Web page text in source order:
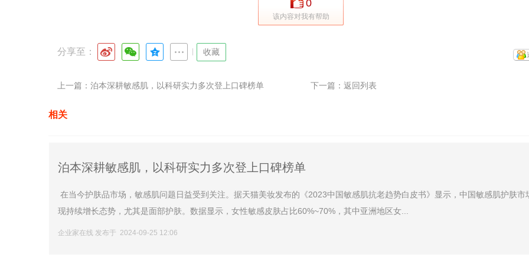
0
该内容对我有帮助
分享至： 收藏
下一篇： 返回列表
上一篇： 泊本深耕敏感肌，以科研实力多次登上口碑榜单
相关
泊本深耕敏感肌，以科研实力多次登上口碑榜单
在当今护肤品市场，敏感肌问题日益受到关注。据天猫美妆发布的《2023中国敏感肌抗老趋势白皮书》显示，中国敏感肌护肤市
现持续增长态势，尤其是面部护肤。数据显示，女性敏感皮肤占比60%~70%，其中亚洲地区女...
企业家在线 发布于 2024-09-25 12:06